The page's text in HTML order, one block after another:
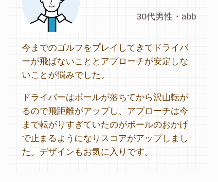
30代男性・abb
今までのゴルフをプレイしてきてドライバ
ーが飛ばないこととアプローチが安定しな
いことが悩みでした。
ドライバーはボールが落ちてから沢山転が
るので飛距離がアップし、アプローチは今
まで転がりすぎていたのがボールのおかげ
で止まるようになりスコアがアップしまし
た。デザインもお気に入りです。